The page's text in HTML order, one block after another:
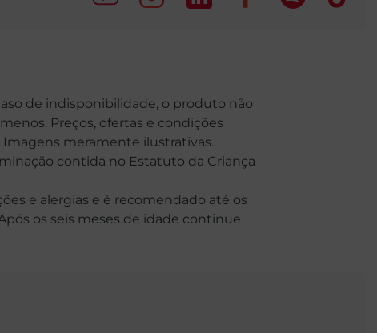
de indisponibilidade, o produto não
Preços, ofertas e condições
Imagens meramente ilustrativas.
contida no Estatuto da Criança
e alergias e é recomendado até os
os seis meses de idade continue